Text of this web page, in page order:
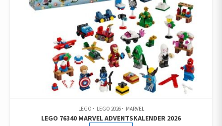
LEGO LEGO 2026 MARVEL
LEGO 76340 MARVEL ADVENTSKALENDER 2026